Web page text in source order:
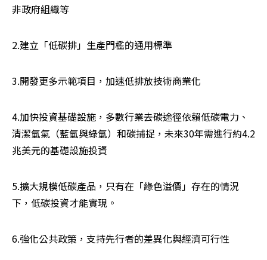
非政府組織等
2.建立「低碳排」生產門檻的通用標準
3.開發更多示範項目，加速低排放技術商業化
4.加快投資基礎設施，多數行業去碳途徑依賴低碳電力、
清潔氫氣（藍氫與綠氫）和碳捕捉，未來30年需進行約4.2
兆美元的基礎設施投資
5.擴大規模低碳產品，只有在「綠色溢價」存在的情況
下，低碳投資才能實現。
6.強化公共政策，支持先行者的差異化與經濟可行性